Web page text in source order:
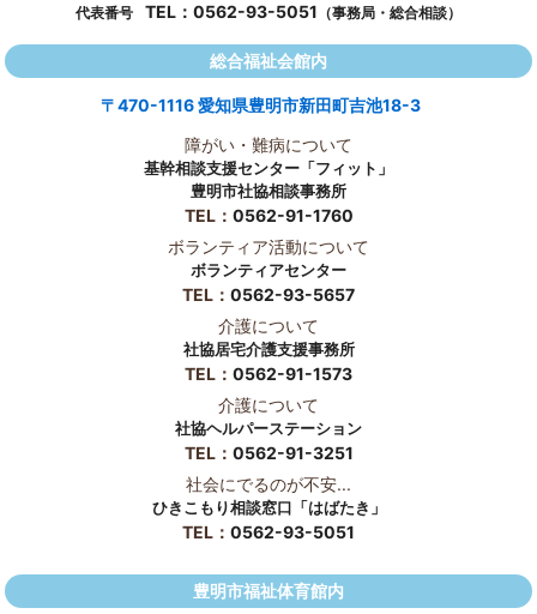
代表番号 TEL： 0562-93-5051 （事務局・総合相談）
総合福祉会館内
〒470-1116 愛知県豊明市新田町吉池18-3
障がい・難病について
基幹相談支援センター「フィット」
豊明市社協相談事務所
TEL： 0562-91-1760
ボランティア活動について
ボランティアセンター
TEL： 0562-93-5657
介護について
社協居宅介護支援事務所
TEL： 0562-91-1573
介護について
社協ヘルパーステーション
TEL： 0562-91-3251
社会にでるのが不安...
ひきこもり相談窓口「はばたき」
TEL： 0562-93-5051
豊明市福祉体育館内